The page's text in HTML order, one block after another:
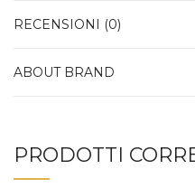
RECENSIONI (0)
ABOUT BRAND
PRODOTTI